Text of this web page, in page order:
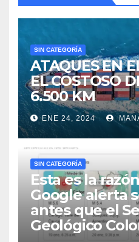
SIN CATEGORÍA
ATAQUES EN
EL COSTOSO
6.500 KM
ENE 24, 2024
SIN CATEGORÍA
Esta es la
Google alerta
antes que el
Geológico